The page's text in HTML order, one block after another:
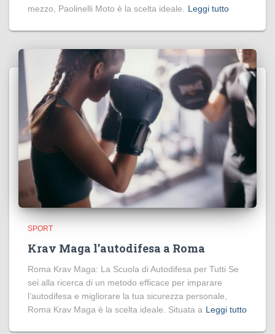
mezzo, Paolinelli Moto è la scelta ideale. Leggi tutto
SPORT
Krav Maga l’autodifesa a Roma
Roma Krav Maga: La Scuola di Autodifesa per Tutti Se
sei alla ricerca di un metodo efficace per imparare
l’autodifesa e migliorare la tua sicurezza personale,
Roma Krav Maga è la scelta ideale. Situata a Leggi tutto